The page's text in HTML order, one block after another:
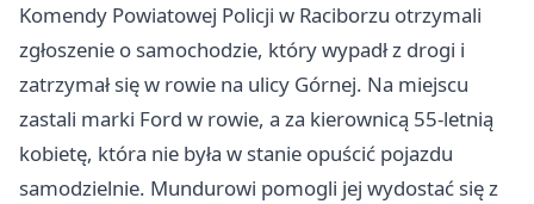
Komendy Powiatowej Policji w Raciborzu otrzymali
zgłoszenie o samochodzie, który wypadł z drogi i
zatrzymał się w rowie na ulicy Górnej. Na miejscu
zastali marki Ford w rowie, a za kierownicą 55-letnią
kobietę, która nie była w stanie opuścić pojazdu
samodzielnie. Mundurowi pomogli jej wydostać się z